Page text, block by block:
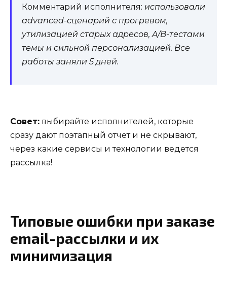
Комментарий исполнителя: использовали
advanced-сценарий с прогревом,
утилизацией старых адресов, A/B-тестами
темы и сильной персонализацией. Все
работы заняли 5 дней.
Совет: выбирайте исполнителей, которые
сразу дают поэтапный отчет и не скрывают,
через какие сервисы и технологии ведется
рассылка!
Типовые ошибки при заказе
email-рассылки и их
минимизация